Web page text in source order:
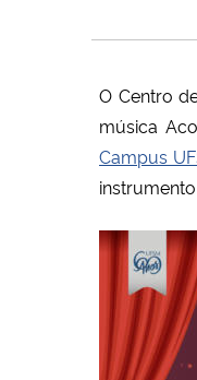
O Centro
música
Campus